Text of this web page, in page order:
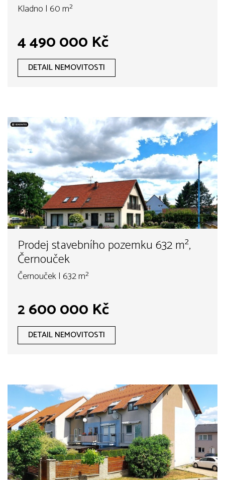
Kladno | 60 m²
4 490 000 Kč
DETAIL NEMOVITOSTI
Prodej stavebního pozemku 632 m²,
Černouček
Černouček | 632 m²
2 600 000 Kč
DETAIL NEMOVITOSTI